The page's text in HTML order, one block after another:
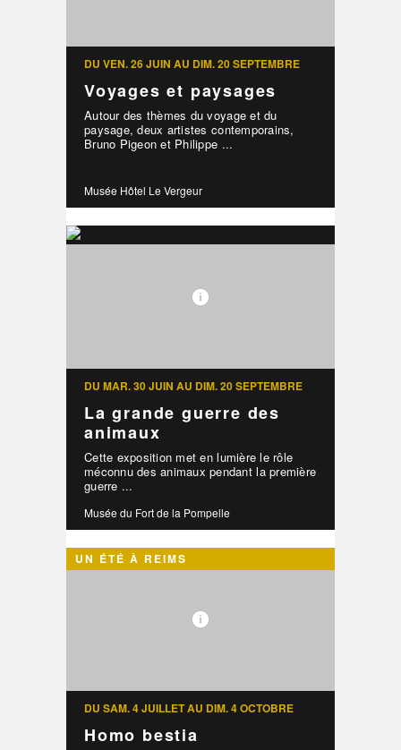
DU VEN. 26 JUIN AU DIM. 20 SEPTEMBRE
Voyages et paysages
Autour des thèmes du voyage et du
paysage, deux artistes contemporains,
Bruno Pigeon et Philippe ...
Musée Hôtel Le Vergeur
DU MAR. 30 JUIN AU DIM. 20 SEPTEMBRE
La grande guerre des
animaux
Cette exposition met en lumière le rôle
méconnu des animaux pendant la première
guerre ...
Musée du Fort de la Pompelle
UN ÉTÉ À REIMS
DU SAM. 4 JUILLET AU DIM. 4 OCTOBRE
Homo bestia